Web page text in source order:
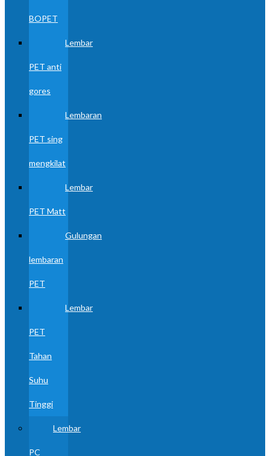
BOPET
Lembar
PET anti
gores
Lembaran
PET sing
mengkilat
Lembar
PET Matt
Gulungan
lembaran
PET
Lembar
PET
Tahan
Suhu
Tinggi
Lembar
PC